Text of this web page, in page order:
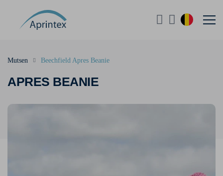
APRES BEANIE
Mutsen Beechfield Apres Beanie